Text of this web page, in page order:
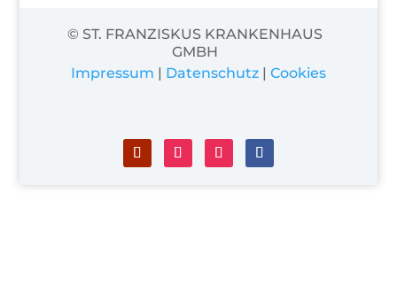
© ST. FRANZISKUS KRANKENHAUS
GMBH
Impressum | Datenschutz | Cookies